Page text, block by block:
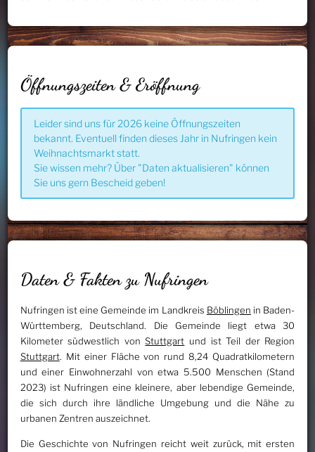
Öffnungszeiten & Eröffnung
Leider sind uns für 2026 keine Öffnungszeiten
bekannt. Eventuell finden dieses Jahr in Nufringen kein
Weihnachtsmarkt statt.
Sie wissen mehr? Über "Daten aktualisieren" können
Sie uns gern Bescheid geben!
Daten & Fakten zu Nufringen
Nufringen ist eine Gemeinde im Landkreis Böblingen in Baden-
Württemberg, Deutschland. Die Gemeinde liegt etwa 30
Kilometer südwestlich vonStuttgart und ist Teil der Region
Stuttgart. Mit einer Fläche von rund 8,24 Quadratkilometern
und einer Einwohnerzahl von etwa 5.500 Menschen (Stand
2023) ist Nufringen eine kleinere, aber lebendige Gemeinde,
die sich durch ihre ländliche Umgebung und die Nähe zu
urbanen Zentren auszeichnet.
Die Geschichte von Nufringen reicht weit zurück, mit ersten